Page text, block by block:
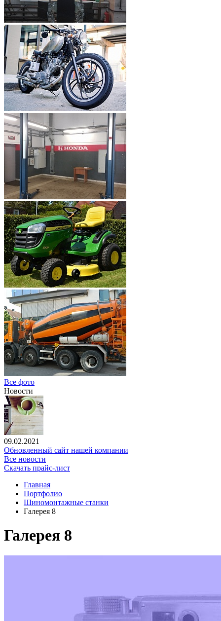
Все фото
Новости
09.02.2021
Обновленный сайт нашей компании
Все новости
Скачать прайс-лист
Главная
Портфолио
Шиномонтажные станки
Галерея 8
Галерея 8